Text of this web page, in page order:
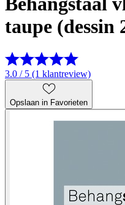
taupe (dessin
3.0 / 5 (1 klantreview)
Opslaan in Favorieten